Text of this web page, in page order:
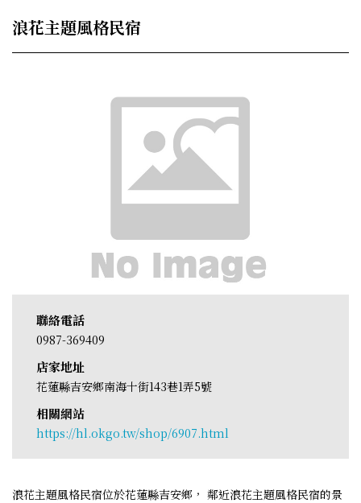
浪花主題風格民宿
聯絡電話
0987-369409
店家地址
花蓮縣吉安鄉南海十街143巷1弄5號
相關網站
https://hl.okgo.tw/shop/6907.html
浪花主題風格民宿位於花蓮縣吉安鄉， 鄰近浪花主題風格民宿的景